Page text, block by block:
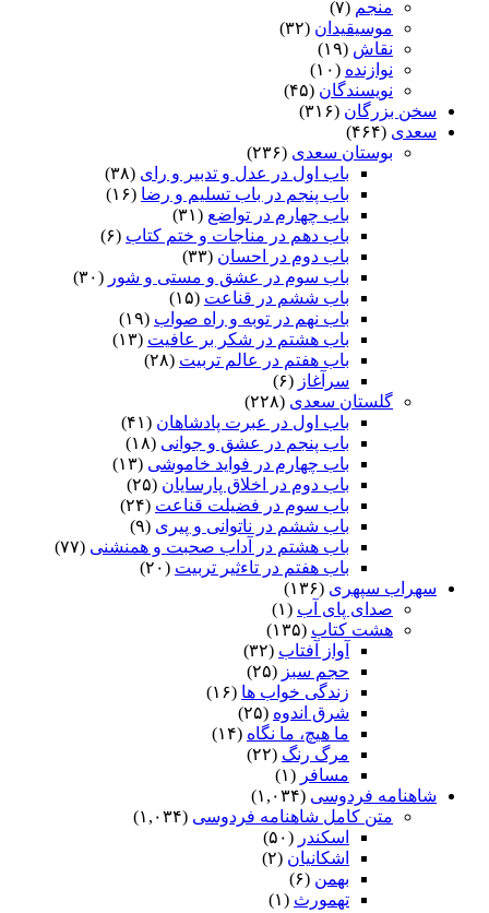
منجم (۷)
موسیقیدان (۳۲)
نقاش (۱۹)
نوازنده (۱۰)
نویسندگان (۴۵)
سخن بزرگان (۳۱۶)
سعدی (۴۶۴)
بوستان سعدی (۲۳۶)
باب اول در عدل و تدبیر و رای (۳۸)
باب پنجم در باب تسلیم و رضا (۱۶)
باب چهارم در تواضع (۳۱)
باب دهم در مناجات و ختم کتاب (۶)
باب دوم در احسان (۳۳)
باب سوم در عشق و مستی و شور (۳۰)
باب ششم در قناعت (۱۵)
باب نهم در توبه و راه صواب (۱۹)
باب هشتم در شکر بر عافیت (۱۳)
باب هفتم در عالم تربیت (۲۸)
سرآغاز (۶)
گلستان سعدی (۲۲۸)
باب اول در عبرت پادشاهان (۴۱)
باب پنجم در عشق و جوانى (۱۸)
باب چهارم در فواید خاموشى (۱۳)
باب دوم در اخلاق پارسایان (۲۵)
باب سوم در فضیلت قناعت (۲۴)
باب ششم در ناتوانى و پیرى (۹)
باب هشتم در آداب صحبت و همنشنى (۷۷)
باب هفتم در تاءثیر تربیت (۲۰)
سهراب سپهری (۱۳۶)
صدای پای آب (۱)
هشت کتاب (۱۳۵)
آواز آفتاب (۳۲)
حجم سبز (۲۵)
زندگی خواب ها (۱۶)
شرق اندوه (۲۵)
ما هیچ، ما نگاه (۱۴)
مرگ رنگ (۲۲)
مسافر (۱)
شاهنامه فردوسی (۱,۰۳۴)
متن کامل شاهنامه فردوسی (۱,۰۳۴)
اسکندر (۵۰)
اشکانیان (۲)
بهمن (۶)
تهمورث (۱)